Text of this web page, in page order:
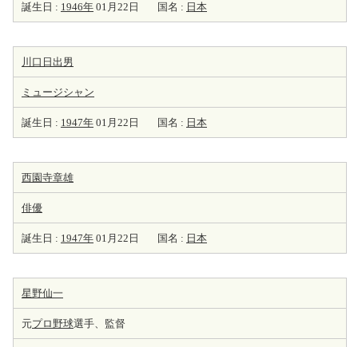
誕生日 : 1946年 01月22日 国名 : 日本
川口日出男
ミュージシャン
誕生日 : 1947年 01月22日 国名 : 日本
西園寺章雄
俳優
誕生日 : 1947年 01月22日 国名 : 日本
星野仙一
元プロ野球選手、監督